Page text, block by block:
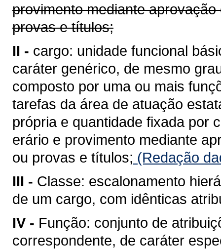
provimento mediante
provas e títulos;
II - cargo: unidade funcional
caráter genérico, de mesmo
composto por uma ou mais
tarefas da área de atuação
própria e quantidade fixada por
erário e provimento mediante
ou provas e títulos; (Redação
III - Classe: escalonamento
de um cargo, com idênticas
IV - Função: conjunto de
correspondente, de caráter